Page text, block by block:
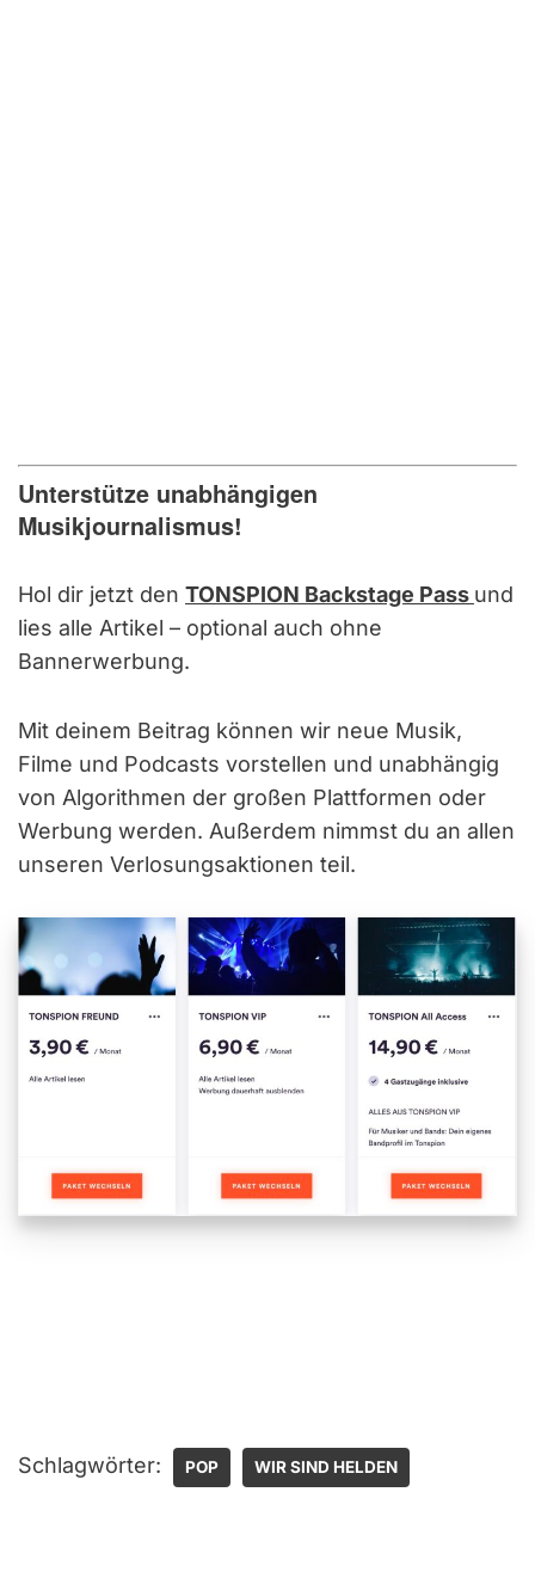
Unterstütze unabhängigen
Musikjournalismus!
Hol dir jetzt den TONSPION Backstage Pass und
lies alle Artikel – optional auch ohne
Bannerwerbung.
Mit deinem Beitrag können wir neue Musik,
Filme und Podcasts vorstellen und unabhängig
von Algorithmen der großen Plattformen oder
Werbung werden. Außerdem nimmst du an allen
unseren Verlosungsaktionen teil.
Schlagwörter: POP WIR SIND HELDEN